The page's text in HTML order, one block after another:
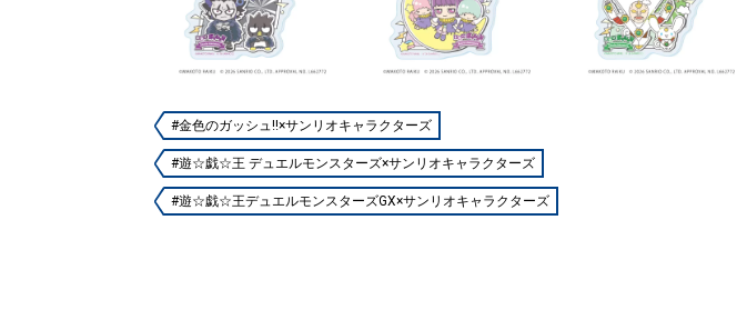
#金色のガッシュ!!×サンリオキャラクターズ
#遊☆戯☆王 デュエルモンスターズ×サンリオキャラクターズ
#遊☆戯☆王デュエルモンスターズGX×サンリオキャラクターズ